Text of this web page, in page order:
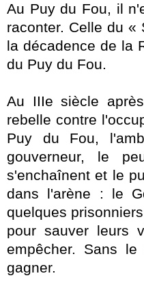
Au Puy du Fou, il
raconter. Celle du «
la décadence de la
du Puy du Fou.
Au IIIe siècle
rebelle contre
Puy du Fou,
gouverneur, le
s'enchaînent et le
dans l'arène : le
quelques
pour sauver leurs
empêcher. Sans
gagner.